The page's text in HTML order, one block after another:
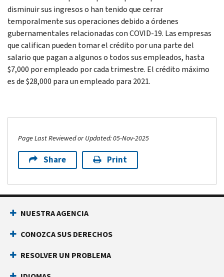
disminuir sus ingresos o han tenido que cerrar
temporalmente sus operaciones debido a órdenes
gubernamentales relacionadas con COVID-19. Las empresas
que califican pueden tomar el crédito por una parte del
salario que pagan a algunos o todos sus empleados, hasta
$7,000 por empleado por cada trimestre. El crédito máximo
es de $28,000 para un empleado para 2021.
Page Last Reviewed or Updated: 05-Nov-2025
Share Print
NUESTRA AGENCIA
CONOZCA SUS DERECHOS
RESOLVER UN PROBLEMA